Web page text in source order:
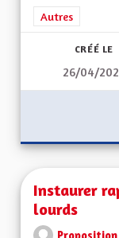
Filtrer les
Autres
CRÉÉ LE
26/04/
Instaurer
lourds